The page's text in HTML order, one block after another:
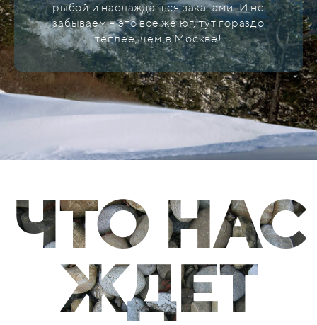
рыбой и наслаждаться закатами. И не
забываем - это все же юг, тут гораздо
теплее, чем в Москве!
ЧТО НАС
ЖДЕТ